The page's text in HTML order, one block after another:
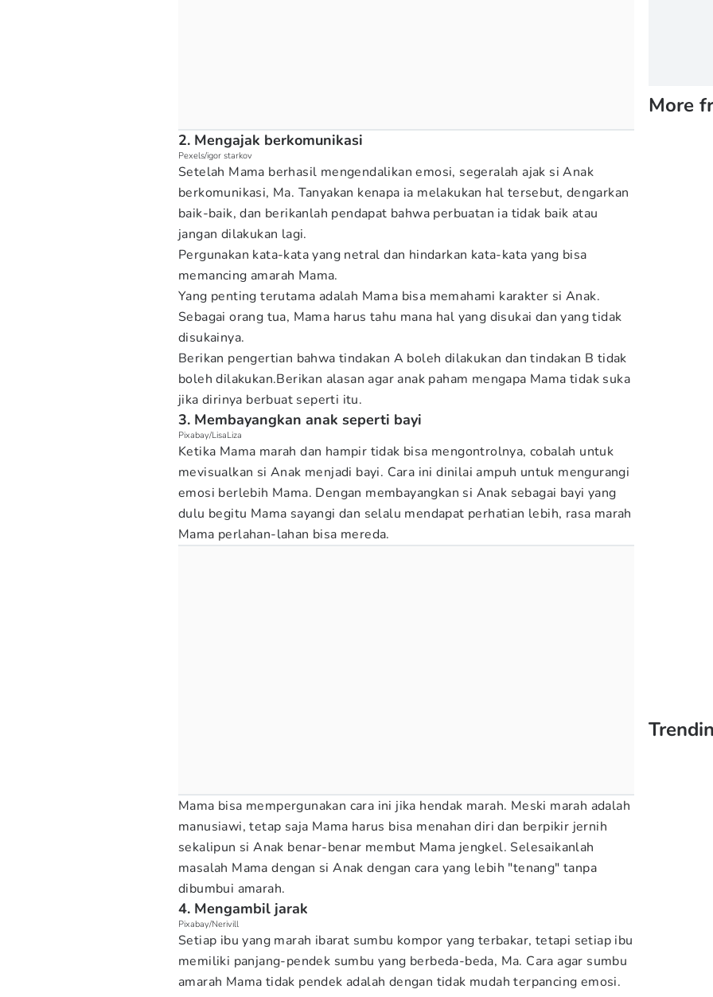
2. Mengajak berkomunikasi
Pexels/igor starkov
Setelah Mama berhasil mengendalikan emosi, segeralah ajak si Anak
berkomunikasi, Ma. Tanyakan kenapa ia melakukan hal tersebut, dengarkan
baik-baik, dan berikanlah pendapat bahwa perbuatan ia tidak baik atau
jangan dilakukan lagi.
Pergunakan kata-kata yang netral dan hindarkan kata-kata yang bisa
memancing amarah Mama.
Yang penting terutama adalah Mama bisa memahami karakter si Anak.
Sebagai orang tua, Mama harus tahu mana hal yang disukai dan yang tidak
disukainya.
Berikan pengertian bahwa tindakan A boleh dilakukan dan tindakan B tidak
boleh dilakukan.Berikan alasan agar anak paham mengapa Mama tidak suka
jika dirinya berbuat seperti itu.
3. Membayangkan anak seperti bayi
Pixabay/LisaLiza
Ketika Mama marah dan hampir tidak bisa mengontrolnya, cobalah untuk
mevisualkan si Anak menjadi bayi. Cara ini dinilai ampuh untuk mengurangi
emosi berlebih Mama. Dengan membayangkan si Anak sebagai bayi yang
dulu begitu Mama sayangi dan selalu mendapat perhatian lebih, rasa marah
Mama perlahan-lahan bisa mereda.
Mama bisa mempergunakan cara ini jika hendak marah. Meski marah adalah
manusiawi, tetap saja Mama harus bisa menahan diri dan berpikir jernih
sekalipun si Anak benar-benar membut Mama jengkel. Selesaikanlah
masalah Mama dengan si Anak dengan cara yang lebih "tenang" tanpa
dibumbui amarah.
4. Mengambil jarak
Pixabay/Nerivill
Setiap ibu yang marah ibarat sumbu kompor yang terbakar, tetapi setiap ibu
memiliki panjang-pendek sumbu yang berbeda-beda, Ma. Cara agar sumbu
amarah Mama tidak pendek adalah dengan tidak mudah terpancing emosi.
More